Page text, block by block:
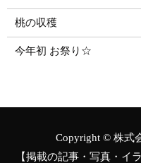
桃の収穫
今年初 お祭り☆
Copyright © 株式
【掲載の記事・写真・イ